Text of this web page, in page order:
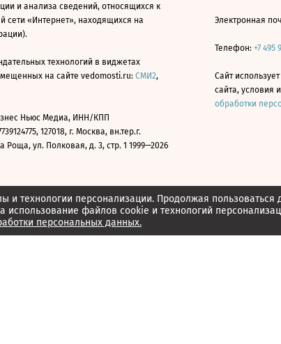
и технологии персонализации. Продолжая пользоваться
использование файлов cookie и технологий
персональных данных.
и анализа сведений, относящихся к
сети «Интернет», находящихся на
технологий в виджетах
на сайте vedomosti.ru: СМИ2,
Ньюс Медиа, ИНН/КПП
127018, г. Москва, вн.тер.г.
ул. Полковая, д. 3, стр. 1 1999—2026
Электронная
Телефон: +7 495
Сайт использует
сайта, условия
обработки